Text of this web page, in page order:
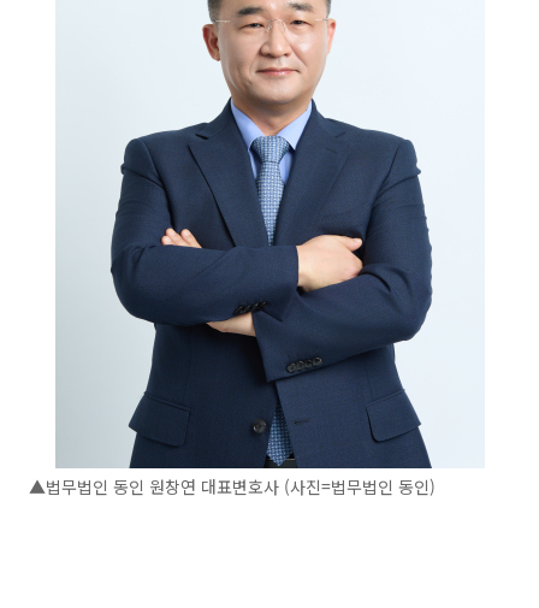
▲법무법인 동인 원창연 대표변호사 (사진=법무법인 동인)